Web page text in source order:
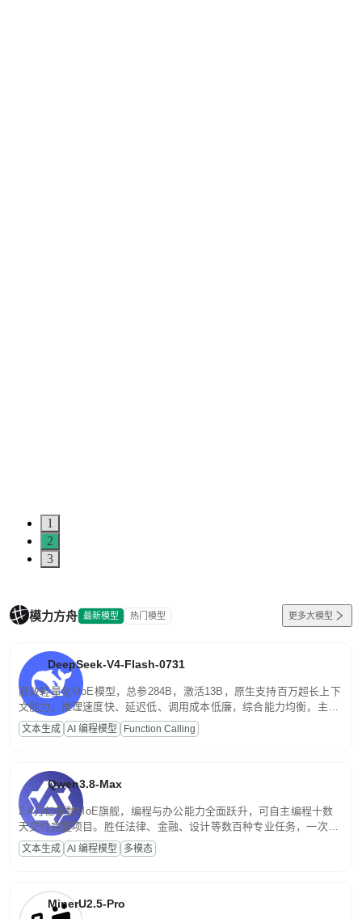
1
2
3
模力方舟 最新模型 热门模型 更多大模型
DeepSeek-V4-Flash-0731
高效轻量化MoE模型，总参284B，激活13B，原生支持百万超长上下
文能力。推理速度快、延迟低、调用成本低廉，综合能力均衡，主打
高并发、轻量化任务，适合日常对话、内容创作、基础 RAG、批量
文案处理等普惠刚需场景。
文本生成 AI 编程模型 Function Calling
Qwen3.8-Max
2.4万亿参数MoE旗舰，编程与办公能力全面跃升，可自主编程十数
天交付完整项目。胜任法律、金融、设计等数百种专业任务，一次对
话端到端交付生产级成果。原生视觉理解贯穿规划、执行与验证全流
程，支持超长文档与长视频的深度语义解析。长程任务中自主规划与
文本生成 AI 编程模型 多模态
MinerU2.5-Pro